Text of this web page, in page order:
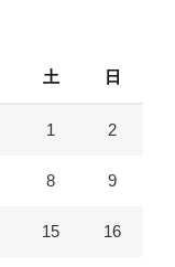
土 日
1 2
8 9
15 16